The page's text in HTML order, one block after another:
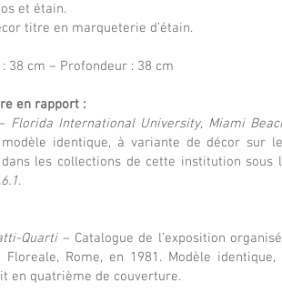
et étain.
titre en marqueterie d’étain.
38 cm – Profondeur : 38 cm
en rapport :
Florida International University, Miami
identique, à variante de décor sur
les collections de cette institution sous
.
Quarti – Catalogue de l’exposition
Rome, en 1981. Modèle identique,
en quatrième de couverture.